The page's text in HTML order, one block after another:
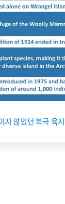
지 않았던 북극 육